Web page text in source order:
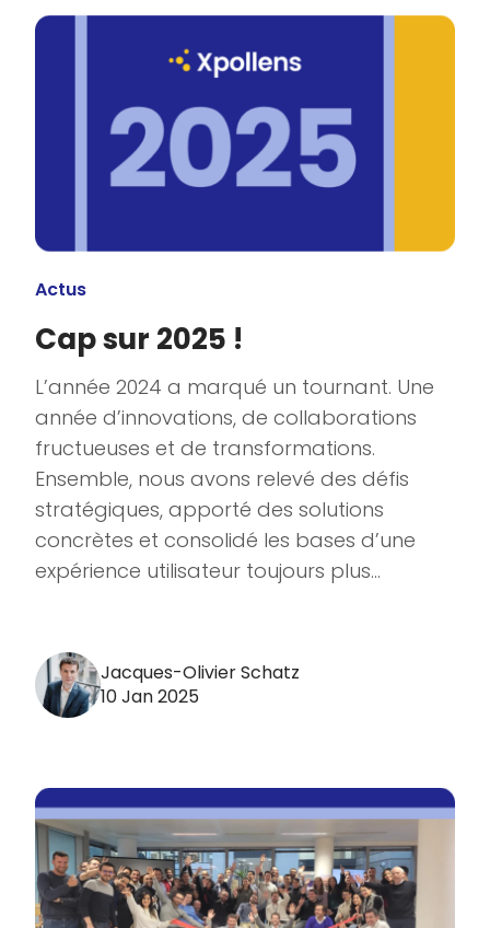
Actus
Cap sur 2025 !
L’année 2024 a marqué un tournant. Une
année d’innovations, de collaborations
fructueuses et de transformations.
Ensemble, nous avons relevé des défis
stratégiques, apporté des solutions
concrètes et consolidé les bases d’une
expérience utilisateur toujours plus...
Jacques-Olivier Schatz
10 Jan 2025